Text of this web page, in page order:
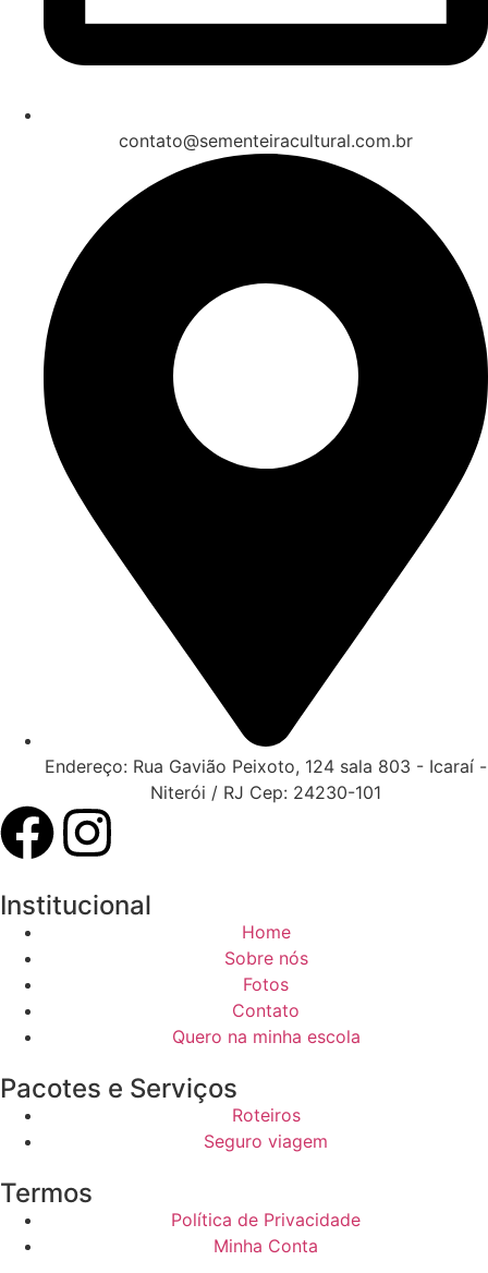
contato@sementeiracultural.com.br
Endereço: Rua Gavião Peixoto, 124 sala 803 - Icaraí -
Niterói / RJ Cep: 24230-101
Institucional
Home
Sobre nós
Fotos
Contato
Quero na minha escola
Pacotes e Serviços
Roteiros
Seguro viagem
Termos
Política de Privacidade
Minha Conta